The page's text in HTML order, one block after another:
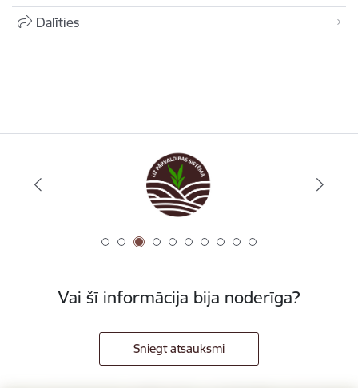
Dalīties
Vai šī informācija bija noderīga?
Sniegt atsauksmi